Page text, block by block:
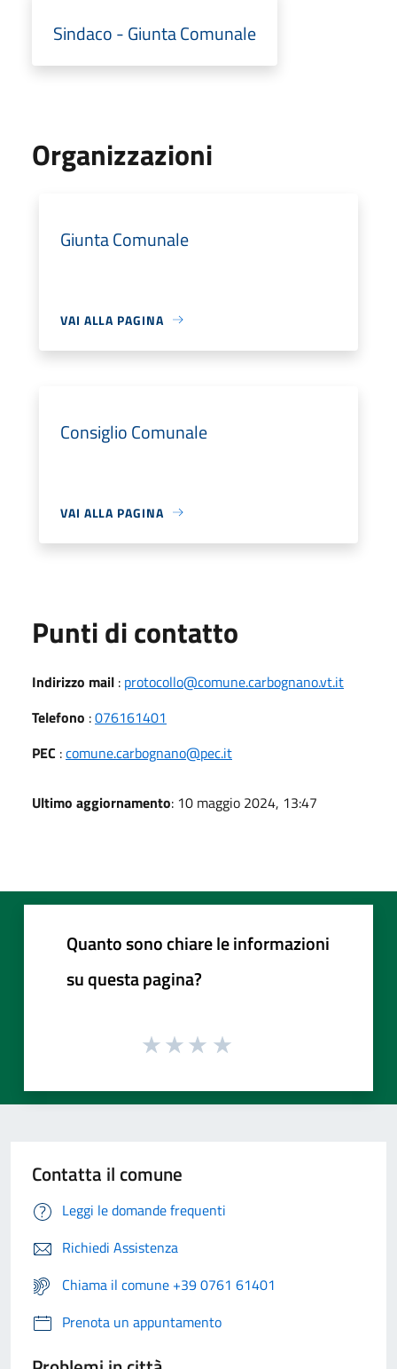
Sindaco - Giunta Comunale
Organizzazioni
Giunta Comunale
VAI ALLA PAGINA
Consiglio Comunale
VAI ALLA PAGINA
Punti di contatto
Indirizzo mail : protocollo@comune.carbognano.vt.it
Telefono :076161401
PEC :comune.carbognano@pec.it
Ultimo aggiornamento: 10 maggio 2024, 13:47
Quanto sono chiare le informazioni
su questa pagina?
Contatta il comune
Leggi le domande frequenti
Richiedi Assistenza
Chiama il comune +39 0761 61401
Prenota un appuntamento